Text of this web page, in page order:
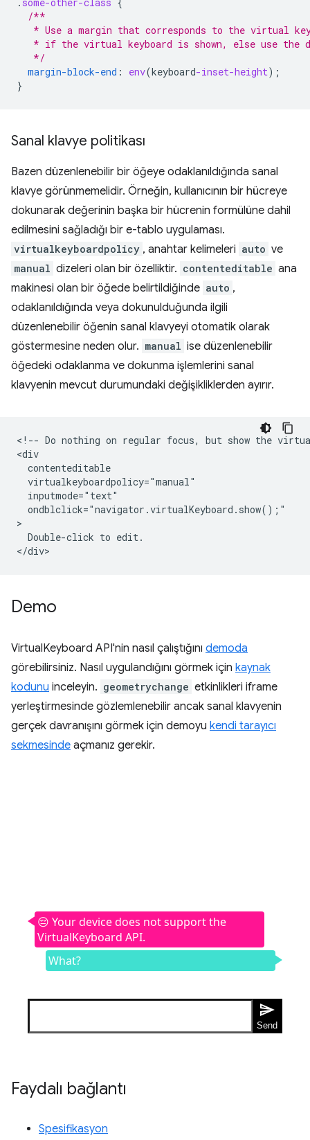
/**
* Use a margin that corresponds to the virtual
* if the virtual keyboard is shown, else use the
   */
margin-block-end : env(keyboard-inset-height);
}
Sanal klavye politikası
Bazen düzenlenebilir bir öğeye odaklanıldığında sanal
klavye görünmemelidir. Örneğin, kullanıcının bir hücreye
dokunarak değerinin başka bir hücrenin formülüne dahil
edilmesini sağladığı bir e-tablo uygulaması.
virtualkeyboardpolicy , anahtar kelimeleri auto ve
manual dizeleri olan bir özelliktir. contenteditable ana
makinesi olan bir öğede belirtildiğinde auto ,
odaklanıldığında veya dokunulduğunda ilgili
düzenlenebilir öğenin sanal klavyeyi otomatik olarak
göstermesine neden olur. manual ise düzenlenebilir
öğedeki odaklanma ve dokunma işlemlerini sanal
klavyenin mevcut durumundaki değişikliklerden ayırır.
<!-- Do nothing on regular focus, but show the
<div
  contenteditable
  virtualkeyboardpolicy="manual"
  inputmode="text"
  ondblclick="navigator.virtualKeyboard.show();"
>
  Double-click to edit.
Demo
VirtualKeyboard API'nin nasıl çalıştığını demoda
görebilirsiniz. Nasıl uygulandığını görmek için kaynak
kodunu inceleyin. geometrychange etkinlikleri iframe
yerleştirmesinde gözlemlenebilir ancak sanal klavyenin
gerçek davranışını görmek için demoyu kendi tarayıcı
sekmesinde açmanız gerekir.
Faydalı bağlantı
Spesifikasyon